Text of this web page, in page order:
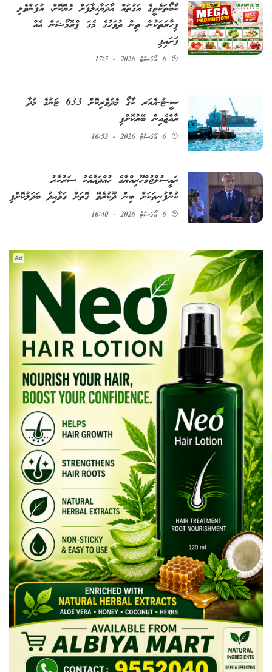
ކާބޯތަކެތީގެ އަގުތައް އާދަޔާޚިލާފަށް ހެޔޮކޮށް، އުފަންވެލި
ފިހާރަތަކުން ތިން ދުވަހުގެ މެގަ ޕްރޮމޯޝަން އެއް
ފަށައިފި
6 އޯގަސްޓު 2026 - 17:5
ސީ-ޓު-އެއަރ ކާގޯ މެދުވެރިކޮށް 633 ޓަނުގެ މުދާ
ރާއްޖެއިން ބޭރުކޮށްފި
6 އޯގަސްޓު 2026 - 16:53
ރައީސުލްޖުމްހޫރިއްޔާގެ ހުއްދައާއެކު ސަރުކާރު
ކުންފުނިތަކަށް ބިން ދޫކުރެވޭ ގޮތަށް ގަވާއިދު ބަދަލުކޮށްފި
6 އޯގަސްޓު 2026 - 16:40
Ad